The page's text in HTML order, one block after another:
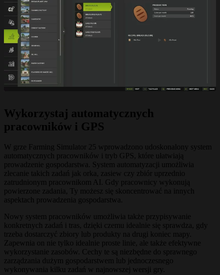
Wykorzystaj automatycznych
pracowników i GPS
W grze Farming Simulator 25 wprowadzono udoskonalony system
automatycznych pracowników i tryb GPS, które ułatwiają
prowadzenie gospodarstwa. System automatyzacji umożliwia
zlecanie takich zadań jak orka, zasiew czy zbiór uprzednio
zatrudnionym pracownikom AI. Gdy pracownicy wykonują
powierzone zadania, Ty możesz się skoncentrować na innych
aspektach prowadzenia gospodarstwa.
Nowy system pracowników umożliwia także przypisywanie
konkretnych zadań i tras, dzięki czemu idealnie się sprawdza, gdy
trzeba dostarczyć zbiory lub produkty na drugi koniec mapy.
Zapewnia on nie tylko idealnie proste linie, ale także efektywne
wykorzystanie zasobów. Cechy te są niezbędne do sprawnego
zarządzania dużym gospodarstwem lub jednoczesnego
wykonywania kilku zadań w najnowszej wersji gry.